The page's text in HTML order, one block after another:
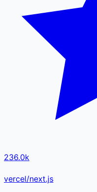
236.0k
vercel/next.js